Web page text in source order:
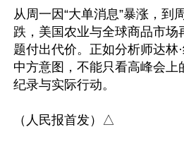
从周一因“大单消息”暴涨，到
跌，美国农业与全球商品市场
题付出代价。正如分析师达林
中方意图，不能只看高峰会上
纪录与实际行动。